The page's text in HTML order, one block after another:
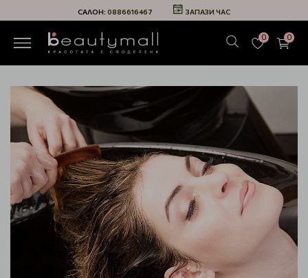
САЛОН: 0886616467 ЗАПАЗИ ЧАС
0 0